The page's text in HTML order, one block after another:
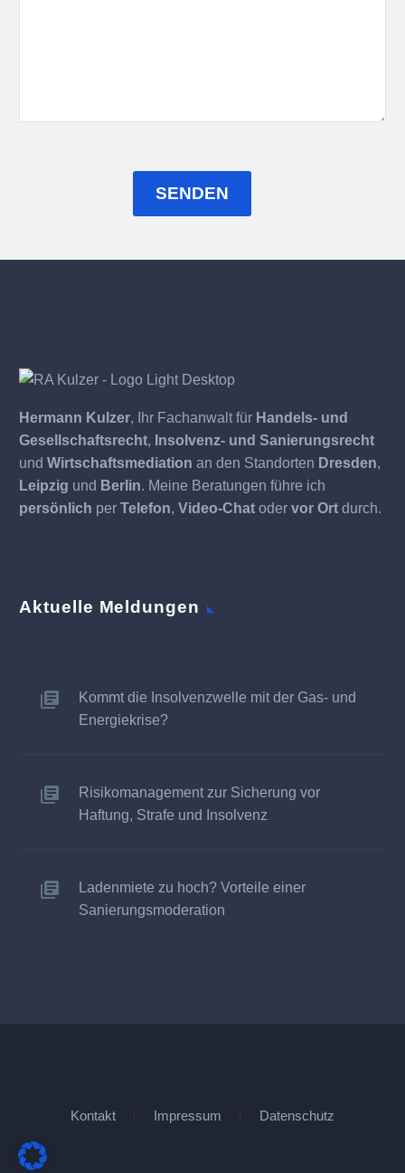
Hermann Kulzer, Ihr Fachanwalt für Handels- und
Gesellschaftsrecht, Insolvenz- und Sanierungsrecht
und Wirtschaftsmediation an den Standorten Dresden,
Leipzig und Berlin. Meine Beratungen führe ich
persönlich per Telefon, Video-Chat oder vor Ort durch.
Aktuelle Meldungen
Kommt die Insolvenzwelle mit der Gas- und
Energiekrise?
Risikomanagement zur Sicherung vor
Haftung, Strafe und Insolvenz
Ladenmiete zu hoch? Vorteile einer
Sanierungsmoderation
Kontakt Impressum Datenschutz